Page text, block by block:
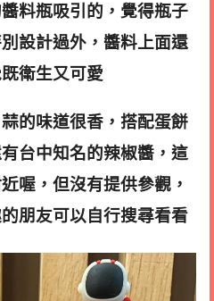
料瓶吸引的，覺得瓶子
設計過外，醬料上面還
衛生又可愛
的味道很香，搭配蛋餅
台中知名的辣椒醬，這
喔，但沒有提供參觀，
的朋友可以自行搜尋看看